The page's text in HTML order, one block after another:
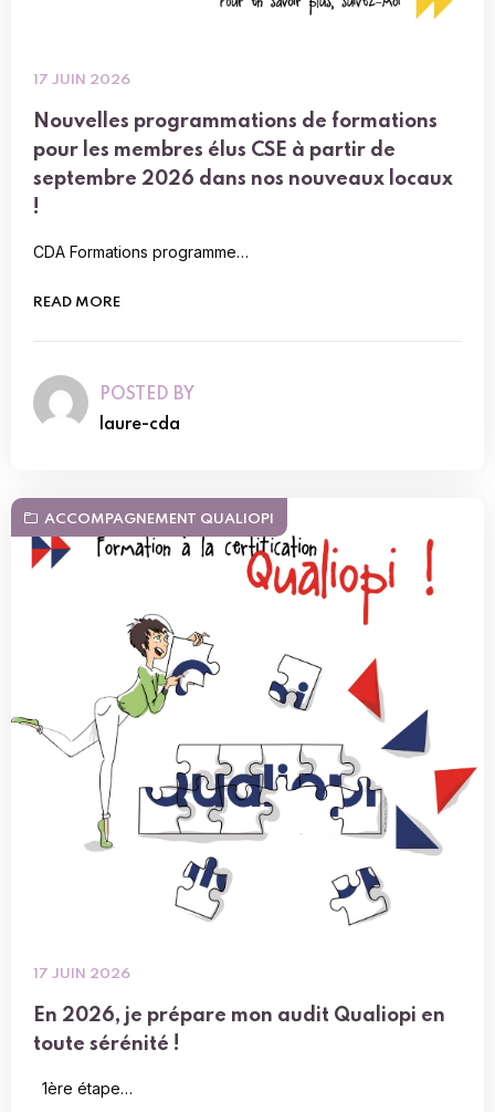
17 JUIN 2026
Nouvelles programmations de formations
pour les membres élus CSE à partir de
septembre 2026 dans nos nouveaux locaux
!
CDA Formations programme…
READ MORE
POSTED BY
laure-cda
ACCOMPAGNEMENT QUALIOPI
17 JUIN 2026
En 2026, je prépare mon audit Qualiopi en
toute sérénité !
1ère étape…